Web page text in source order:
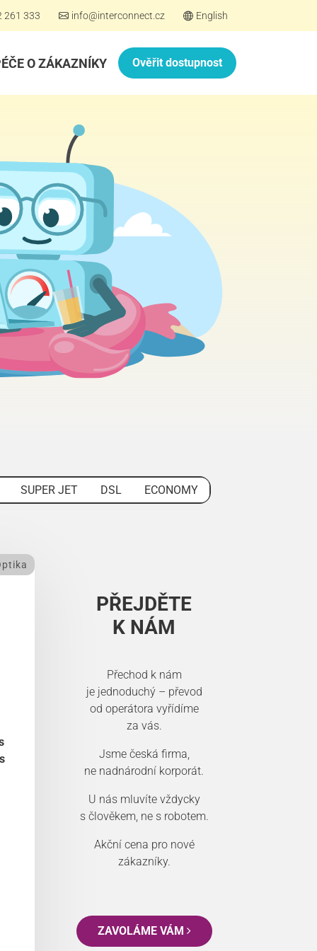
261 333 info@interconnect.cz English
O ZÁKAZNÍKY Ověřit dostupnost
SUPER JET DSL ECONOMY
PŘEJDĚTE
K NÁM
Přechod k nám
je jednoduchý – převod
od operátora vyřídíme
za vás.
Jsme česká firma,
ne nadnárodní korporát.
U nás mluvíte vždycky
s člověkem, ne s robotem.
Akční cena pro nové
zákazníky.
ZAVOLÁME VÁM